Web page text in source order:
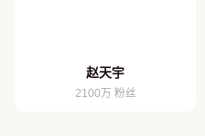
赵天宇
2100万 粉丝